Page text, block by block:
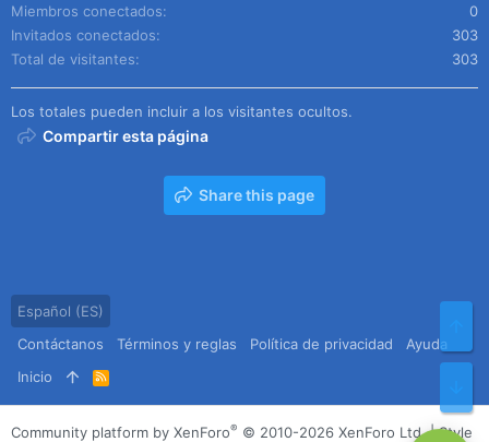
Miembros conectados
0
Invitados conectados
303
Total de visitantes
303
Los totales pueden incluir a los visitantes ocultos.
Compartir esta página
Share this page
Español (ES)
Contáctanos
Términos y reglas Política de privacidad
Ayuda
Inicio
R
S
S
Community platform by XenForo® © 2010-2026 XenForo Ltd. |Style